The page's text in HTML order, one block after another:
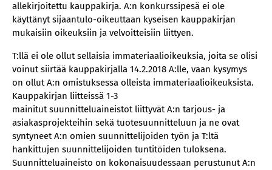
allekirjoitettu kauppakirja. A:n konkurssipesä ei ole
käyttänyt sijaantulo-oikeuttaan kyseisen kauppakirjan
mukaisiin oikeuksiin ja velvoitteisiin liittyen.
T:llä ei ole ollut sellaisia immateriaalioikeuksia, joita se olisi
voinut siirtää kauppakirjalla 14.2.2018 A:lle, vaan kysymys
on ollut A:n omistuksessa olleista immateriaalioikeuksista.
Kauppakirjan liitteissä 1-3
mainitut suunnitteluaineistot liittyvät A:n tarjous- ja
asiakasprojekteihin sekä tuotesuunnitteluun ja ne ovat
syntyneet A:n omien suunnittelijoiden työn ja T:ltä
hankittujen suunnittelijoiden tuntitöiden tuloksena.
Suunnitteluaineisto on kokonaisuudessaan perustunut A:n